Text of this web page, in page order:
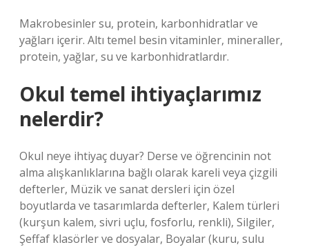
Makrobesinler su, protein, karbonhidratlar ve
yağları içerir. Altı temel besin vitaminler, mineraller,
protein, yağlar, su ve karbonhidratlardır.
Okul temel ihtiyaçlarımız
nelerdir?
Okul neye ihtiyaç duyar? Derse ve öğrencinin not
alma alışkanlıklarına bağlı olarak kareli veya çizgili
defterler, Müzik ve sanat dersleri için özel
boyutlarda ve tasarımlarda defterler, Kalem türleri
(kurşun kalem, sivri uçlu, fosforlu, renkli), Silgiler,
Şeffaf klasörler ve dosyalar, Boyalar (kuru, sulu